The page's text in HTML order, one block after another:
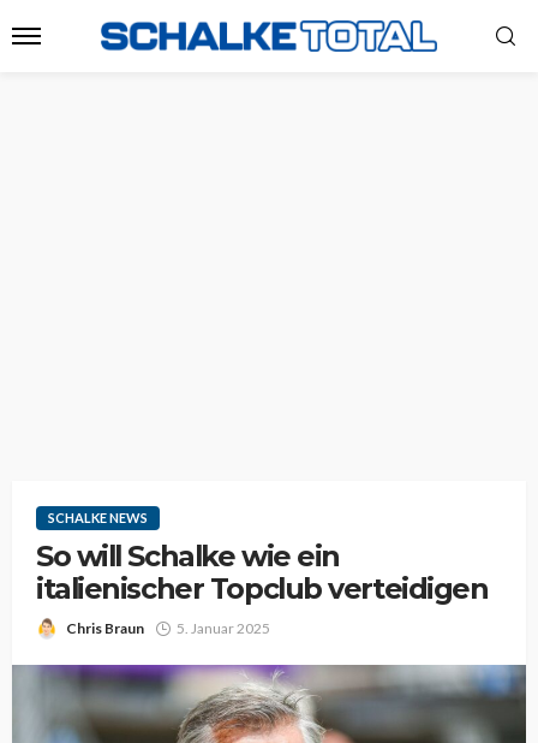
SCHALKE NEWS
So will Schalke wie ein
italienischer Topclub verteidigen
Chris Braun 5. Januar 2025